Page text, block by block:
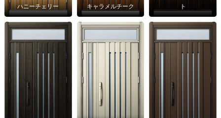
ハニーチェリー キャラメルチーク
ト